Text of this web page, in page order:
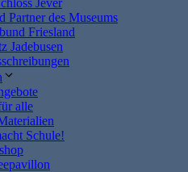
Partner des Museums
Friesland
Jadebusen
alle
Schule!